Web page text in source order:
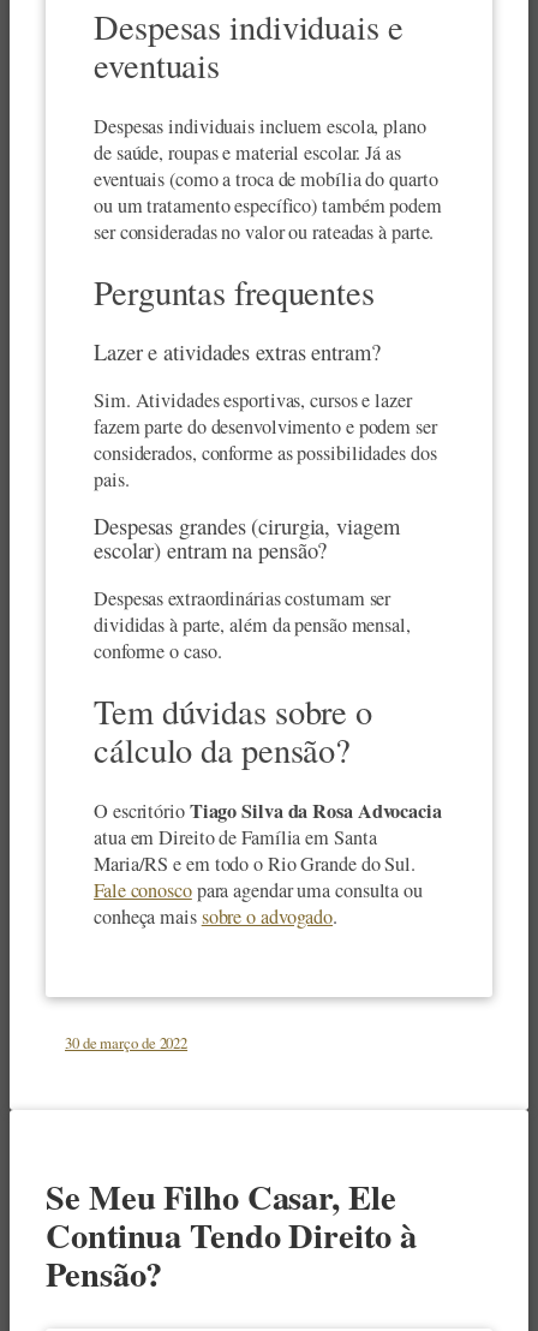
Despesas individuais e
eventuais
Despesas individuais incluem escola, plano
de saúde, roupas e material escolar. Já as
eventuais (como a troca de mobília do quarto
ou um tratamento específico) também podem
ser consideradas no valor ou rateadas à parte.
Perguntas frequentes
Lazer e atividades extras entram?
Sim. Atividades esportivas, cursos e lazer
fazem parte do desenvolvimento e podem ser
considerados, conforme as possibilidades dos
pais.
Despesas grandes (cirurgia, viagem
escolar) entram na pensão?
Despesas extraordinárias costumam ser
divididas à parte, além da pensão mensal,
conforme o caso.
Tem dúvidas sobre o
cálculo da pensão?
O escritórioTiago Silva da Rosa Advocacia
atua em Direito de Família em Santa
Maria/RS e em todo o Rio Grande do Sul.
Fale conoscopara agendar uma consulta ou
conheça maissobre o advogado.
30 de março de 2022
Se Meu Filho Casar, Ele
Continua Tendo Direito à
Pensão?